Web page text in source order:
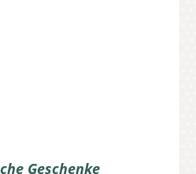
Geschenke